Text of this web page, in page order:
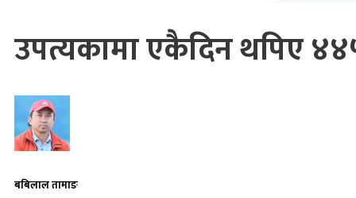
उपत्यकामा एकैदिन थपिए
बबिलाल तामाङ